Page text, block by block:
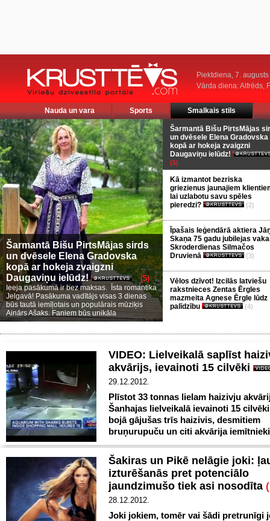
Piektdiena, 7. augusts
Vārda diena: Alfrēds,
Nauda un vara Sports Smalkais stils
Šarmantā Bišu PirtsMājas sirds
un dvēsele Elena Gradovska
kopā ar hokeja zvaigzni
Daugaviņu ielūdz!
(5)
Ieeja pasākumā ir bez maksas. Īsta romantika
Jelgavā! Pasākuma vadītājs visas 3 dienas
būs tautā iemīļotais un populārais mūziķis
Ainārs Ašaks. Faniem būs unikāla
Šarmantā Bišu PirtsMājas
un dvēsele Elena Gradovska
kopā ar hokeja zvaigzni
Daugaviņu ielūdz!
(5)
Kā izmantot bezriska
griezienus jaunajiem
lai uzlabotu savu spēles
pieredzi?
(2)
Īpašais leģendārā aktiera
Skaņa 75 gadu jubilejas
Skroderdienas Silmačos
Druvienā
(3)
Vēlos dzīvot! Izcilās latviešu
rakstnieces Zentas Ērgles
mazmeita Agnese Ērgle lūdz
palīdzību
(4)
VIDEO: Lielveikalā saplīst
akvārijs, ievainoti 15 cilvēki
29.12.2012.
Plīstot 33 tonnas lielam haizivju
Šanhajas lielveikalā ievainoti 15
bojā gājušas trīs haizivis, desmitiem
bruņurupuču un citi akvārija
Šakiras un Pikē nelāgie joki:
izturēšanās pret potenciālo
jaundzimušo tiek asi nosodīta
28.12.2012.
Joki jokiem, tomēr vai šādi pretrunīgi